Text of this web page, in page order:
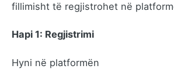
fillimisht të regjistrohet në
Hapi 1: Regjistrimi
Hyni në platformën